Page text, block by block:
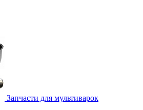
Запчасти для мультиварок